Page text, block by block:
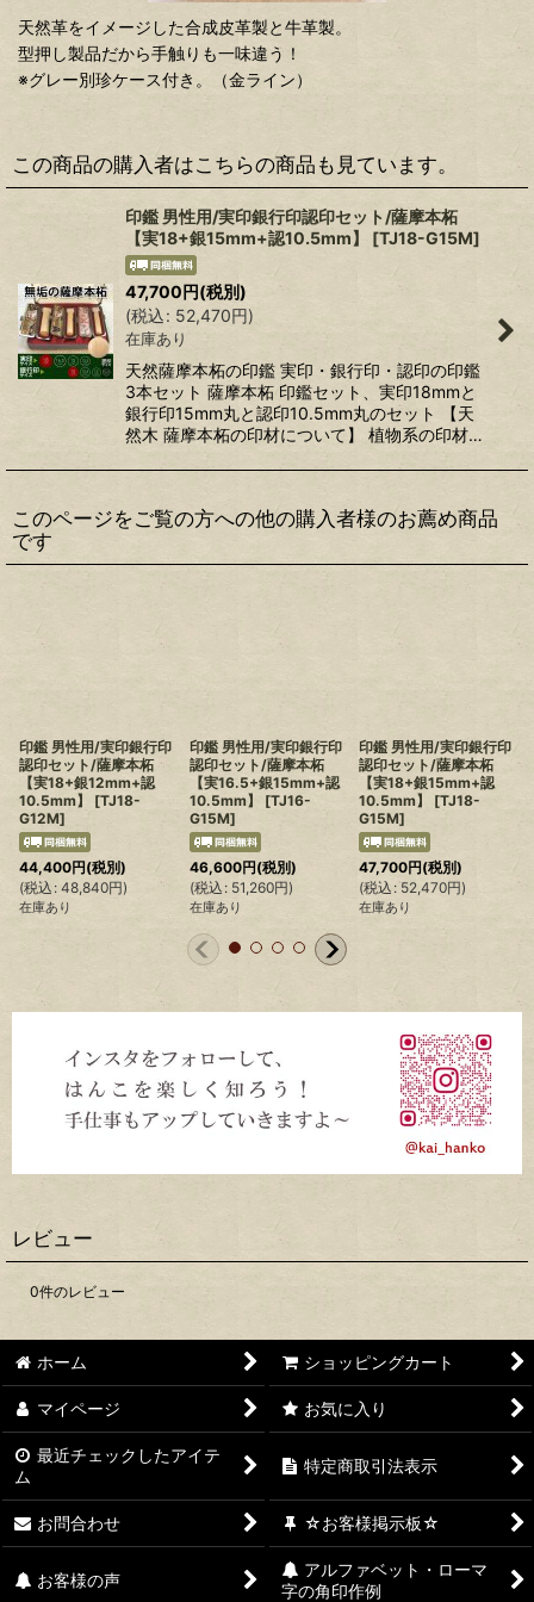
天然革をイメージした合成皮革製と牛革製。
型押し製品だから手触りも一味違う！
※グレー別珍ケース付き。（金ライン）
この商品の購入者はこちらの商品も見ています。
印鑑 男性用/実印銀行印認印セット/薩摩本柘
【実18+銀15mm+認10.5mm】
[TJ18-G15M]
47,700円(税別)
(税込: 52,470円)
在庫あり
天然薩摩本柘の印鑑 実印・銀行印・認印の印鑑
3本セット 薩摩本柘 印鑑セット、実印18mmと
銀行印15mm丸と認印10.5mm丸のセット 【天
然木 薩摩本柘の印材について】 植物系の印材…
このページをご覧の方への他の購入者様のお薦め商品
です
印鑑 男性用/実印銀行印
認印セット/薩摩本柘
【実18+銀12mm+認
10.5mm】
[TJ18-
G12M]
44,400円(税別)
(税込 : 48,840円)
在庫あり
印鑑 男性用/実印銀行印
認印セット/薩摩本柘
【実16.5+銀15mm+認
10.5mm】
[TJ16-
G15M]
46,600円(税別)
(税込 : 51,260円)
在庫あり
印鑑 男性用/実印銀行印
認印セット/薩摩本柘
【実18+銀15mm+認
10.5mm】
[TJ18-
G15M]
47,700円(税別)
(税込 : 52,470円)
在庫あり
レビュー
0件のレビュー
ホーム ショッピングカート
マイページ お気に入り
最近チェックしたアイテ
ム
特定商取引法表示
お問合わせ ☆お客様掲示板☆
お客様の声
アルファベット・ローマ
字の角印作例